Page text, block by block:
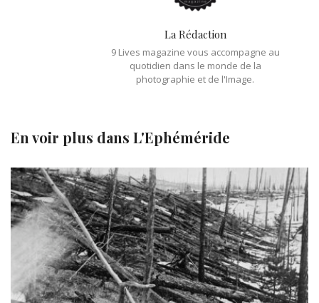
La Rédaction
9 Lives magazine vous accompagne au
quotidien dans le monde de la
photographie et de l'Image.
En voir plus dans L'Ephéméride